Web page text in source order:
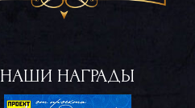
НАШИ НАГРАДЫ